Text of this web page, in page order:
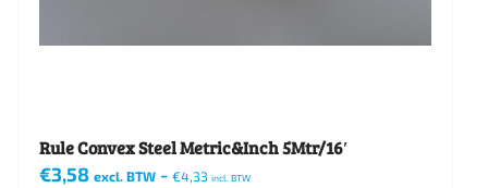
Rule Convex Steel Metric&Inch 5Mtr/16′
€3,58 excl. BTW - €4,33 incl. BTW